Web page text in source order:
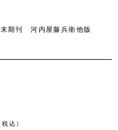
期刊 河内屋藤兵衛他版
込）